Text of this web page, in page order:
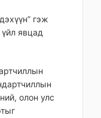
гэж
явцад
олон улс